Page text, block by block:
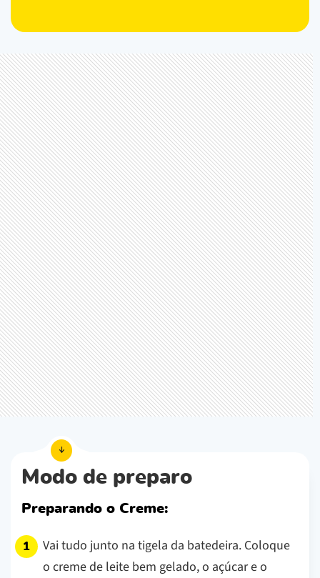
Modo de preparo
Preparando o Creme:
Vai tudo junto na tigela da batedeira. Coloque
o creme de leite bem gelado, o açúcar e o